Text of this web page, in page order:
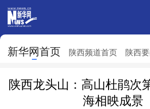
新华网首页 陕西频道首页 陕西
网站地图
北京 天津 河北
陕西龙头山：高山杜鹃次
海相映成景